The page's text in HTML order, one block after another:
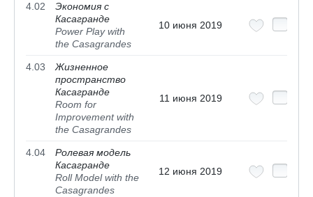
4.02
Экономия с
Касагранде
Power Play with
the Casagrandes
10 июня 2019
4.03
Жизненное
пространство
Касагранде
Room for
Improvement with
the Casagrandes
11 июня 2019
4.04
Ролевая модель
Касагранде
Roll Model with the
Casagrandes
12 июня 2019